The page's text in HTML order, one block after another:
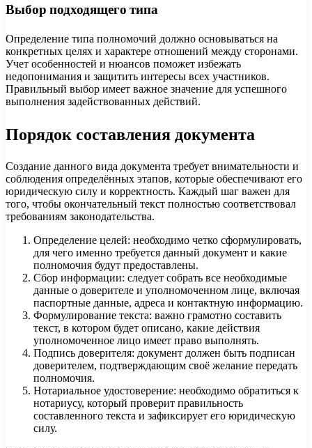
Выбор подходящего типа
Определение типа полномочий должно основываться на
конкретных целях и характере отношений между сторонами.
Учет особенностей и нюансов поможет избежать
недопонимания и защитить интересы всех участников.
Правильный выбор имеет важное значение для успешного
выполнения задействованных действий.
Порядок составления документа
Создание данного вида документа требует внимательности и
соблюдения определённых этапов, которые обеспечивают его
юридическую силу и корректность. Каждый шаг важен для
того, чтобы окончательный текст полностью соответствовал
требованиям законодательства.
Определение целей: необходимо четко сформулировать,
для чего именно требуется данный документ и какие
полномочия будут предоставлены.
Сбор информации: следует собрать все необходимые
данные о доверителе и уполномоченном лице, включая
паспортные данные, адреса и контактную информацию.
Формулирование текста: важно грамотно составить
текст, в котором будет описано, какие действия
уполномоченное лицо имеет право выполнять.
Подпись доверителя: документ должен быть подписан
доверителем, подтверждающим своё желание передать
полномочия.
Нотариальное удостоверение: необходимо обратиться к
нотариусу, который проверит правильность
составленного текста и зафиксирует его юридическую
силу.